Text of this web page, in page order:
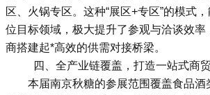
区、火锅专区。这种“展区+专区”的模式
位目标领域，极大提升了参观与洽谈效率
商搭建起*高效的供需对接桥梁。
四、全产业链覆盖，打造一站式商
本届南京秋糖的参展范围覆盖食品酒